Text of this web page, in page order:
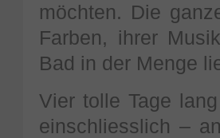
möchten. Die
Farben, ihrer
Bad in der Menge
Vier tolle Tage
einschliesslich –